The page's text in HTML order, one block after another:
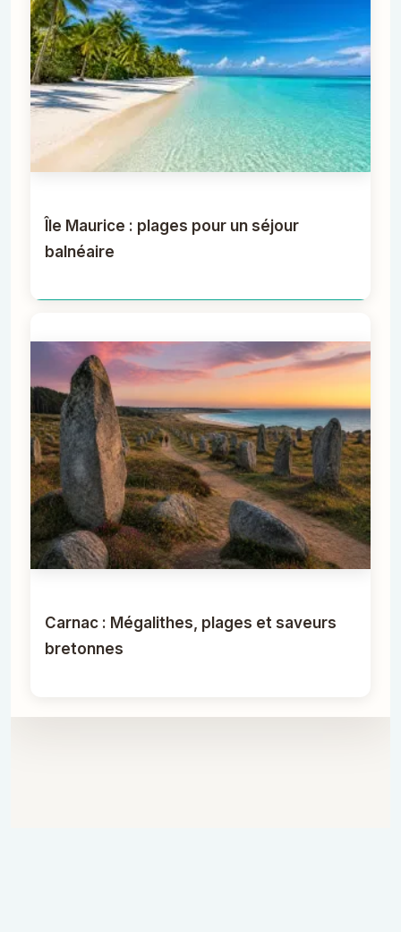
Île Maurice : plages pour un séjour
balnéaire
Carnac : Mégalithes, plages et saveurs
bretonnes